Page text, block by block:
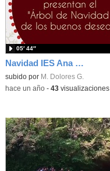
Navidad IES Ana Frank 24-25
Contenido educativo.
subido por M. Dolores G.
05′ 44″
-hace un año- 43visualizaciones